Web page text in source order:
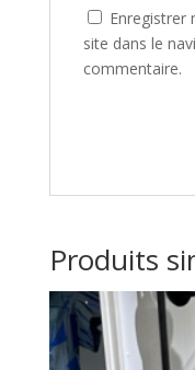
Enregistrer
site dans le
commentaire.
Produits